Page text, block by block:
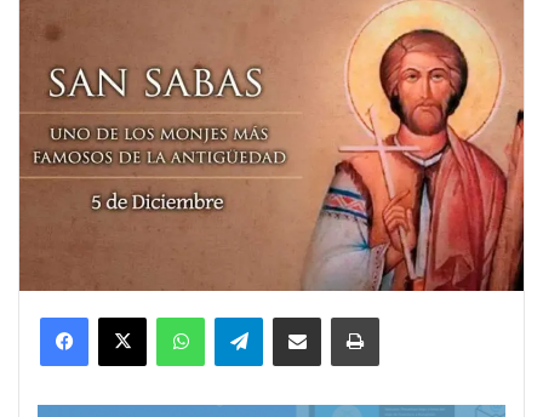
Facebook
X WhatsAppTelegramCompartir por correo electrónicoImprimir